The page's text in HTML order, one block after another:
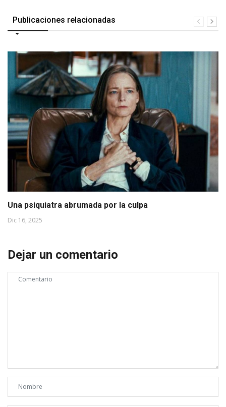
Publicaciones relacionadas
Una psiquiatra abrumada por la culpa
Dic 16, 2025
Dejar un comentario